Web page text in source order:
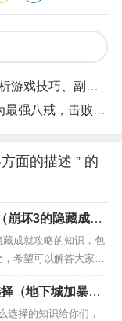
本攻略和装备获取
戒，击败所有敌人
面的描述 ” 的
崩坏3的隐藏成就
成就攻略的知识，包
希望可以解答大家现
、崩坏3隐藏成就怎么
光片羽旁边是什么成
做 4、崩坏3隐藏成
（地下城加暴走
选择的知识给你们，